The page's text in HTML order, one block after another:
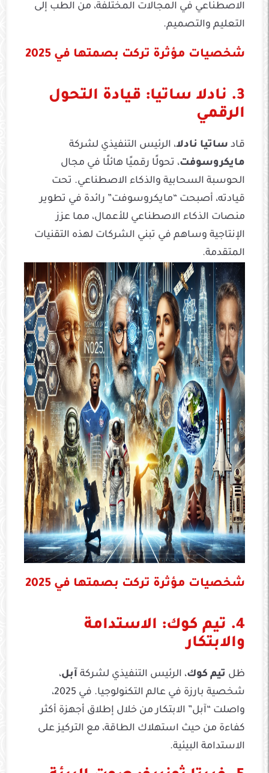
الاصطناعي في المجالات المختلفة، من الطب إلى
التعليم والتصميم.
شخصيات مؤثرة تركت بصمتها في 2025
3. نادلا ساتيا: قيادة التحول
الرقمي
قاد ساتيا نادلا، الرئيس التنفيذي لشركة
مايكروسوفت، تحولًا رقميًا هائلًا في مجال
الحوسبة السحابية والذكاء الاصطناعي. تحت
قيادته، أصبحت “مايكروسوفت” رائدة في تطوير
منصات الذكاء الاصطناعي للأعمال، مما عزز
الإنتاجية وساهم في تبني الشركات لهذه التقنيات
المتقدمة.
شخصيات مؤثرة تركت بصمتها في 2025
4. تيم كوك: الاستدامة
والابتكار
ظل تيم كوك، الرئيس التنفيذي لشركة آبل،
شخصية بارزة في عالم التكنولوجيا. في 2025،
واصلت “آبل” الابتكار من خلال إطلاق أجهزة أكثر
كفاءة من حيث استهلاك الطاقة، مع التركيز على
الاستدامة البيئية.